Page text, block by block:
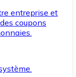
entreprise et
coupons